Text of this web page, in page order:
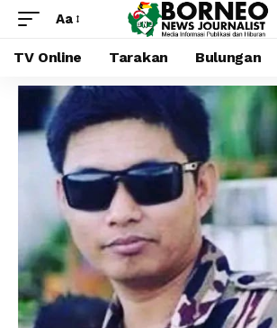
Aa
TV Online Tarakan Bulungan